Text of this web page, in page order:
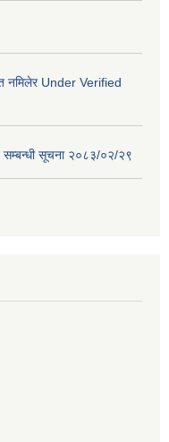
नमिलेर Under Verified
सम्बन्धी सूचना २०८३/०२/२९